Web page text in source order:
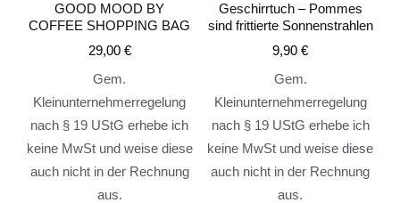
GOOD MOOD BY
COFFEE SHOPPING BAG
29,00 €
Gem.
Kleinunternehmerregelung
nach § 19 UStG erhebe ich
keine MwSt und weise diese
auch nicht in der Rechnung
aus.
Geschirrtuch – Pommes
sind frittierte Sonnenstrahlen
9,90€
Gem.
Kleinunternehmerregelung
nach § 19 UStG erhebe ich
keine MwSt und weise diese
auch nicht in der Rechnung
aus.